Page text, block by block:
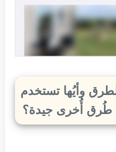
وأيُها تستخدم
طُرق أُخرى جيدة؟